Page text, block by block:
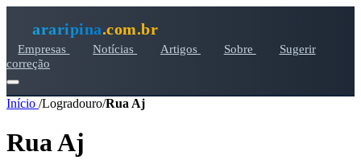
araripina.com.br
Empresas Notícias Artigos Sobre
Sugerir
correção
Início /Logradouro/Rua Aj
Rua Aj